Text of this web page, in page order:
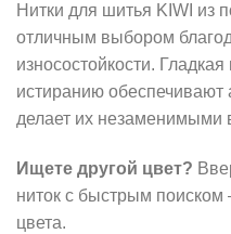
Нитки для шитья KIWI из
отличным выбором
износостойкости.
истиранию обеспечивают
делает их
Ищете другой цвет?
ниток с быстрым
цвета.